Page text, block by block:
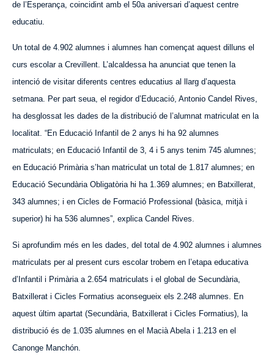
de l’Esperança, coincidint amb el 50a aniversari d’aquest centre
educatiu.
Un total de 4.902 alumnes i alumnes han començat aquest dilluns el
curs escolar a Crevillent. L’alcaldessa ha anunciat que tenen la
intenció de visitar diferents centres educatius al llarg d’aquesta
setmana. Per part seua, e l regidor d’Educació, Antonio Candel Rives,
ha desglossat les dades de la distribució de l’alumnat matriculat en la
localitat. “En Educació Infantil de 2 anys hi ha 92 alumnes
matriculats; en Educació Infantil de 3, 4 i 5 anys tenim 745 alumnes;
en Educació Primària s’han matriculat un total de 1.817 alumnes; en
Educació Secundària Obligatòria hi ha 1.369 alumnes; en Batxillerat,
343 alumnes; i en Cicles de Formació Professional (bàsica, mitjà i
superior) hi ha 536 alumnes”, explica Candel Rives.
Si aprofundim més en les dades, del total de 4.902 alumnes i alumnes
matriculats per al present curs escolar trobem en l’etapa educativa
d’Infantil i Primària a 2.654 matriculats i el global de Secundària,
Batxillerat i Cicles Formatius aconsegueix els 2.248 alumnes. En
aquest últim apartat (Secundària, Batxillerat i Cicles Formatius), la
distribució és de 1.035 alumnes en el Macià Abela i 1.213 en el
Canonge Manchón.